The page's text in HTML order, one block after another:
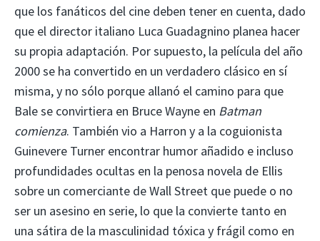
que los fanáticos del cine deben tener en cuenta, dado
que el director italiano Luca Guadagnino planea hacer
su propia adaptación. Por supuesto, la película del año
2000 se ha convertido en un verdadero clásico en sí
misma, y ​​no sólo porque allanó el camino para que
Bale se convirtiera en Bruce Wayne en Batman
comienza. También vio a Harron y a la coguionista
Guinevere Turner encontrar humor añadido e incluso
profundidades ocultas en la penosa novela de Ellis
sobre un comerciante de Wall Street que puede o no
ser un asesino en serie, lo que la convierte tanto en
una sátira de la masculinidad tóxica y frágil como en